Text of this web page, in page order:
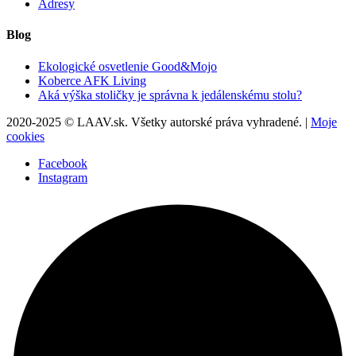
Adresy
Blog
Ekologické osvetlenie Good&Mojo
Koberce AFK Living
Aká výška stoličky je správna k jedálenskému stolu?
2020-2025 © LAAV.sk. Všetky autorské práva vyhradené. | Moje
cookies
Facebook
Instagram